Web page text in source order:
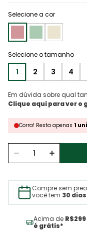
Selecione a cor
1 2 3 4
Em dúvida sobre qual
Corra! Resta apenas 1
Compre sem
você tem 30
Acima de R$299
é grátis*